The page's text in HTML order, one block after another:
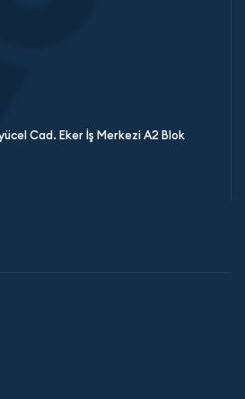
Cad. Eker İş Merkezi A2 Blok